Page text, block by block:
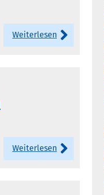
Weiterlesen
Weiterlesen